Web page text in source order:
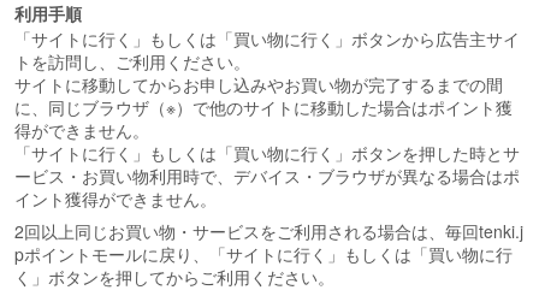
利用手順
「サイトに行く」もしくは「買い物に行く」ボタンから広告主サイ
トを訪問し、ご利用ください。
サイトに移動してからお申し込みやお買い物が完了するまでの間
に、同じブラウザ（※）で他のサイトに移動した場合はポイント獲
得ができません。
「サイトに行く」もしくは「買い物に行く」ボタンを押した時とサ
ービス・お買い物利用時で、デバイス・ブラウザが異なる場合はポ
イント獲得ができません。
2回以上同じお買い物・サービスをご利用される場合は、毎回tenki.j
pポイントモールに戻り、「サイトに行く」もしくは「買い物に行
く」ボタンを押してからご利用ください。